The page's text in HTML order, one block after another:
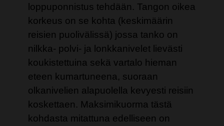
loppuponnistus tehdään. Tangon oikea
korkeus on se kohta (keskimäärin
reisien puolivälissä) jossa tanko on
nilkka- polvi- ja lonkkanivelet lievästi
koukistettuina sekä vartalo hieman
eteen kumartuneena, suoraan
olkanivelien alapuolella kevyesti reisiin
koskettaen. Maksimikuorma tästä
kohdasta mitattuna edelliseen on